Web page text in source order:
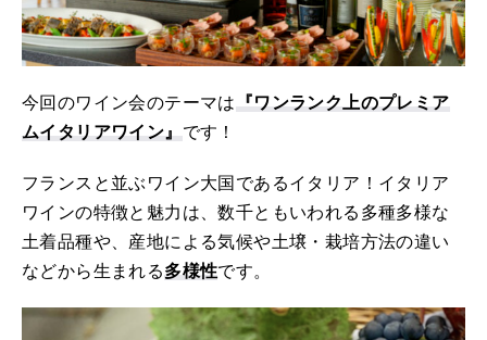
今回のワイン会のテーマは『ワンランク上のプレミア
ムイタリアワイン』です！
フランスと並ぶワイン大国であるイタリア！イタリア
ワインの特徴と魅力は、数千ともいわれる多種多様な
土着品種や、産地による気候や土壌・栽培方法の違い
などから生まれる多様性です。